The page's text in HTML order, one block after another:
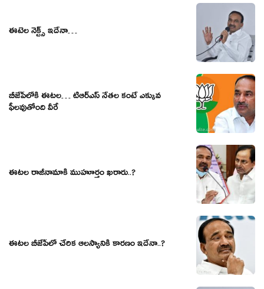
ఈటెల నెక్ట్స్ ఇదేనా…
బీజేపీలోకి ఈట‌ల‌… టీఆర్ఎస్ నేత‌ల‌ కంటే ఎక్కువ
ఫీల‌వుతోంది వీరే
ఈటల రాజీనామాకి ముహూర్తం ఖరారు..?
ఈటల బీజేపీలో చేరిక ఆలస్యానికి కారణం ఇదేనా..?